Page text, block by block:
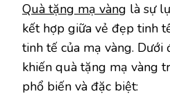
Quà tặng mạ vàng là sự
kết hợp giữa vẻ đẹp tinh
tinh tế của mạ vàng.
khiến quà tặng mạ vàng
phổ biến và đặc biệt: